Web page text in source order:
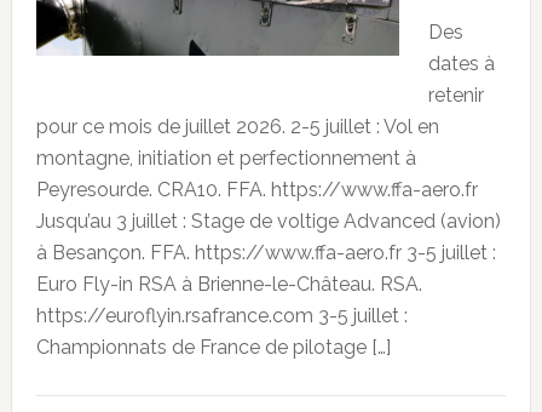
Des
dates à
retenir
pour ce mois de juillet 2026. 2-5 juillet : Vol en
montagne, initiation et perfectionnement à
Peyresourde. CRA10. FFA. https://www.ffa-aero.fr
Jusqu’au 3 juillet : Stage de voltige Advanced (avion)
à Besançon. FFA. https://www.ffa-aero.fr 3-5 juillet :
Euro Fly-in RSA à Brienne-le-Château. RSA.
https://euroflyin.rsafrance.com 3-5 juillet :
Championnats de France de pilotage […]